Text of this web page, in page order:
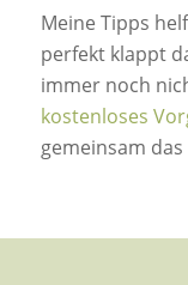
Meine Tipps
perfekt klappt
immer noch
kostenloses
gemeinsam